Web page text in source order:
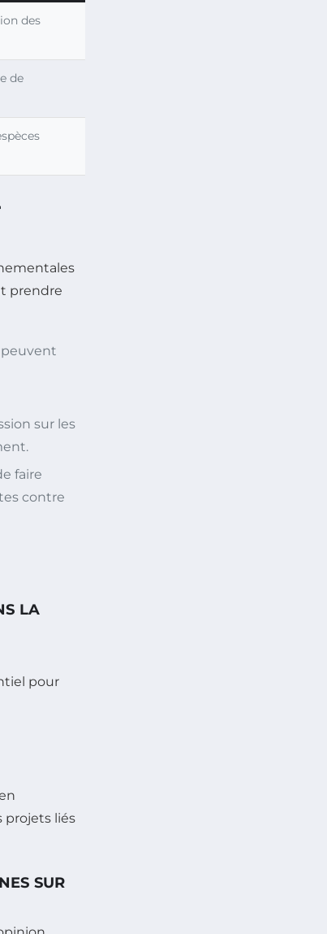
des
de
prendre
peuvent
sur les
faire
contre
LA
pour
projets liés
SUR